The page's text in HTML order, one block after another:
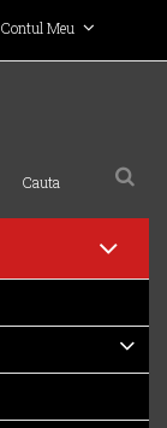
Contul Meu